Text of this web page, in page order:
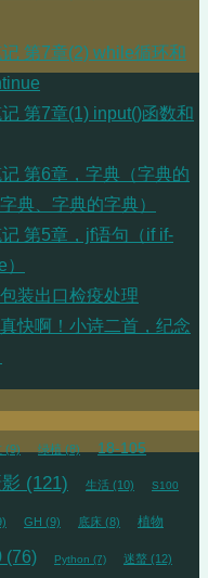
第7章(2) while循环和
第7章(1) input()函数和
第6章，字典（字典的
典、字典的字典）
第5章，jf语句（if if-
装出口检疫处理
快啊！小诗二首，纪念
(9) 绿植 (8) 18-105
(121) 生活 (10) S100
GH (9) 底床 (8) 植物
(76) Python (7) 迷螯 (12)